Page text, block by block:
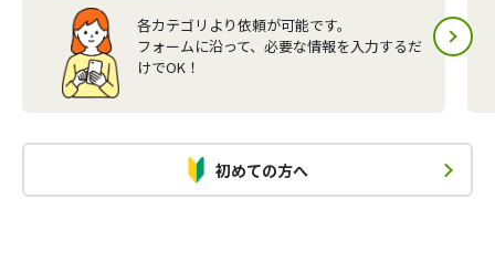
各カテゴリより依頼が可能です。
フォームに沿って、必要な情報を入力するだ
けでOK！
初めての方へ